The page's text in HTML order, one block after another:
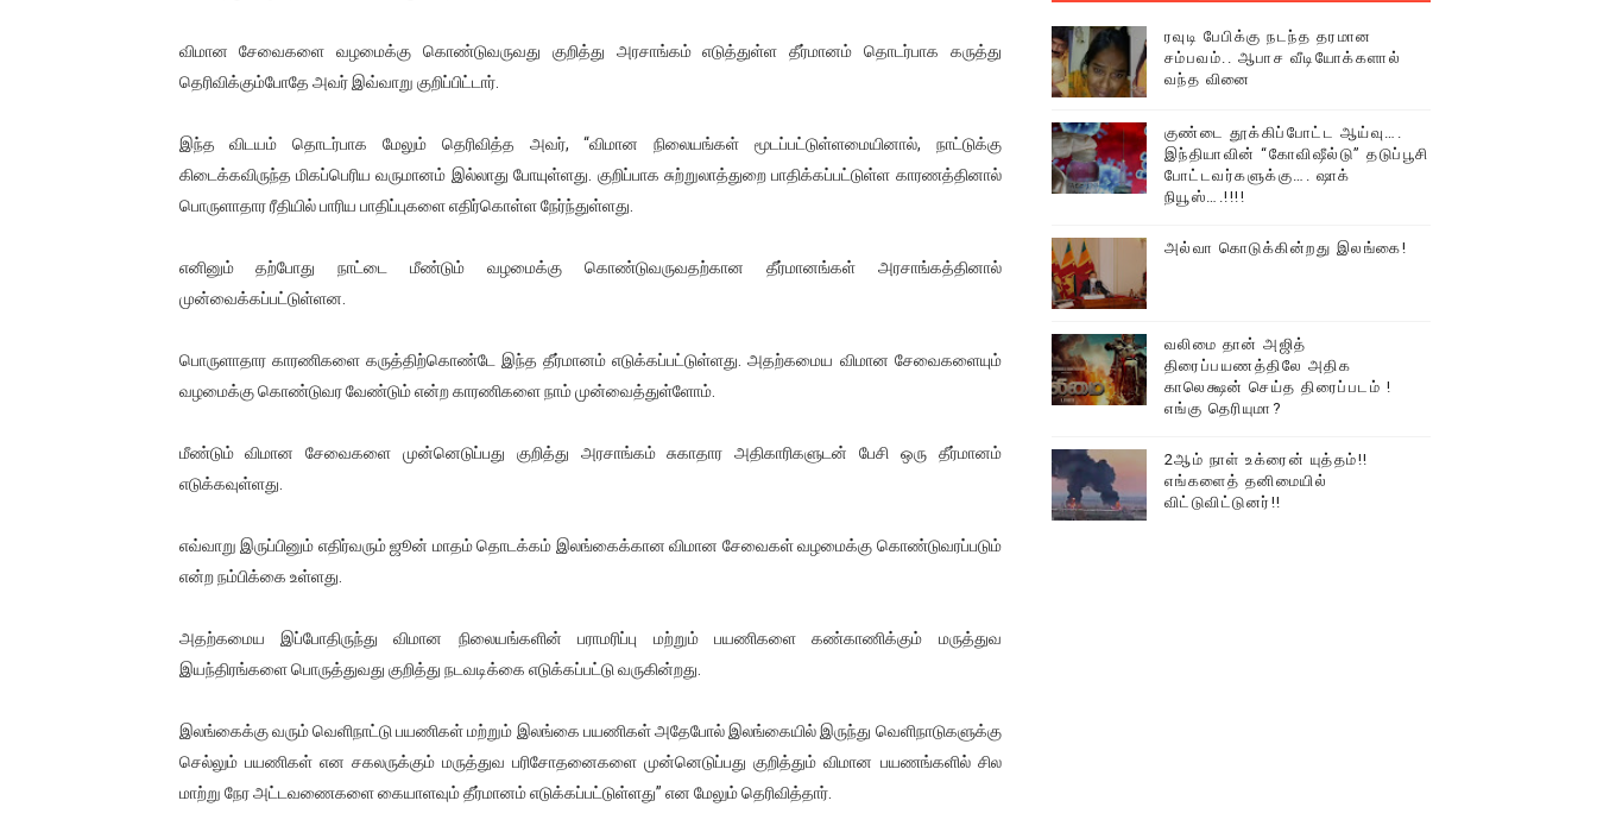
வடிவேலுவுக்கு நீதிமன்றம் விதித்துள்ள அதிரடி உத்தரவு!
தியாகதீபம் லெப்.கேணல் திலீபன், கேணல் சங்கர் ஆகியோரின் நினைவெழுச்சி நாள் - 26.09.2021 சுவிஸ் (செய்தியும்,படங்களும்..)
ஐ.நா முன்றலில் சீரற்ற காலநிலையிலும் தமிழின அழிப்பிற்கு நீதி கேட்டு நடைபெற்ற கவனயீர்ப்புப் போராட்டத்தில் திரண்ட தமிழ்மக்கள்!!
ஜனாதிபதி ஐக்கிய நாடுகளின் பொதுச் சபை கூட்டத்தில் இன்று உரை
வலிமை தான் அஜித் திரைப்பயணத்திலே அதிக காலெக்ஷன் செய்த திரைப்படம் ! எங்கு தெரியுமா?
விமான சேவைகளை வழமைக்கு கொண்டுவருவது குறித்து அரசாங்கம் எடுத்துள்ள தீர்மானம் தொடர்பாக கருத்து
தெரிவிக்கும்போதே அவர் இவ்வாறு குறிப்பிட்டார்.
இந்த விடயம் தொடர்பாக மேலும் தெரிவித்த அவர், “விமான நிலையங்கள் மூடப்பட்டுள்ளமையினால், நாட்டுக்கு
கிடைக்கவிருந்த மிகப்பெரிய வருமானம் இல்லாது போயுள்ளது. குறிப்பாக சுற்றுலாத்துறை பாதிக்கப்பட்டுள்ள காரணத்தினால்
பொருளாதார ரீதியில் பாரிய பாதிப்புகளை எதிர்கொள்ள நேர்ந்துள்ளது.
எனினும் தற்போது நாட்டை மீண்டும் வழமைக்கு கொண்டுவருவதற்கான தீர்மானங்கள் அரசாங்கத்தினால்
முன்வைக்கப்பட்டுள்ளன.
பொருளாதார காரணிகளை கருத்திற்கொண்டே இந்த தீர்மானம் எடுக்கப்பட்டுள்ளது. அதற்கமைய விமான சேவைகளையும்
வழமைக்கு கொண்டுவர வேண்டும் என்ற காரணிகளை நாம் முன்வைத்துள்ளோம்.
மீண்டும் விமான சேவைகளை முன்னெடுப்பது குறித்து அரசாங்கம் சுகாதார அதிகாரிகளுடன் பேசி ஒரு தீர்மானம்
எடுக்கவுள்ளது.
எவ்வாறு இருப்பினும் எதிர்வரும் ஜூன் மாதம் தொடக்கம் இலங்கைக்கான விமான சேவைகள் வழமைக்கு கொண்டுவரப்படும்
என்ற நம்பிக்கை உள்ளது.
அதற்கமைய இப்போதிருந்து விமான நிலையங்களின் பராமரிப்பு மற்றும் பயணிகளை கண்காணிக்கும் மருத்துவ
இயந்திரங்களை பொருத்துவது குறித்து நடவடிக்கை எடுக்கப்பட்டு வருகின்றது.
இலங்கைக்கு வரும் வெளிநாட்டு பயணிகள் மற்றும் இலங்கை பயணிகள் அதேபோல் இலங்கையில் இருந்து வெளிநாடுகளுக்கு
செல்லும் பயணிகள் என சகலருக்கும் மருத்துவ பரிசோதனைகளை முன்னெடுப்பது குறித்தும் விமான பயணங்களில் சில
மாற்று நேர அட்டவணைகளை கையாளவும் தீர்மானம் எடுக்கப்பட்டுள்ளது” என மேலும் தெரிவித்தார்.
ரவுடி பேபிக்கு நடந்த தரமான
சம்பவம்.. ஆபாச வீடியோக்களால்
வந்த வினை
குண்டை தூக்கிப்போட்ட ஆய்வு….
இந்தியாவின் “கோவிஷீல்டு” தடுப்பூசி
போட்டவர்களுக்கு…. ஷாக்
நியூஸ்….!!!!
அல்வா கொடுக்கின்றது இலங்கை!
வலிமை தான் அஜித்
திரைப்பயணத்திலே அதிக
காலெக்ஷன் செய்த திரைப்படம் !
எங்கு தெரியுமா?
2ஆம் நாள் உக்ரைன் யுத்தம்!!
எங்களைத் தனிமையில்
விட்டுவிட்டுனர்!!